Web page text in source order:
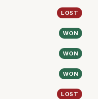
LOST
WON
WON
WON
LOST